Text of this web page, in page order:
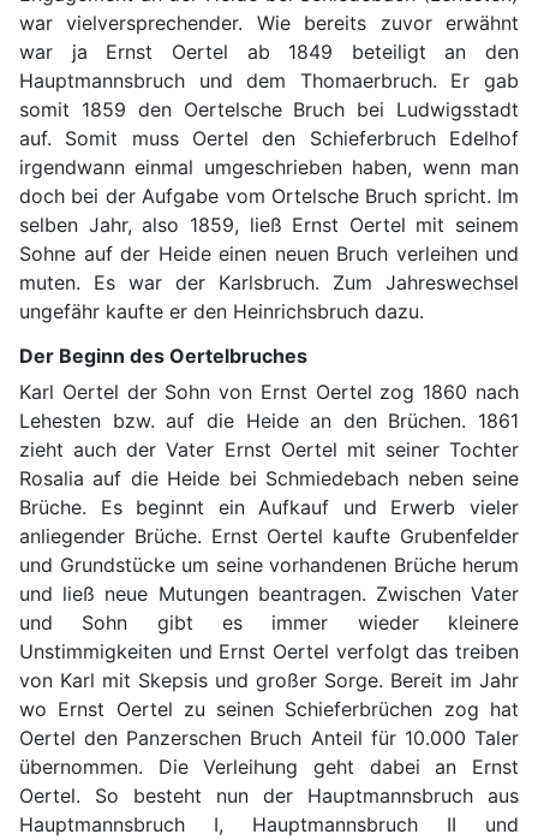
war vielversprechender. Wie bereits zuvor erwähnt
war ja Ernst Oertel ab 1849 beteiligt an den
Hauptmannsbruch und dem Thomaerbruch. Er gab
somit 1859 den Oertelsche Bruch bei Ludwigsstadt
auf. Somit muss Oertel den Schieferbruch Edelhof
irgendwann einmal umgeschrieben haben, wenn man
doch bei der Aufgabe vom Ortelsche Bruch spricht. Im
selben Jahr, also 1859, ließ Ernst Oertel mit seinem
Sohne auf der Heide einen neuen Bruch verleihen und
muten. Es war der Karlsbruch. Zum Jahreswechsel
ungefähr kaufte er den Heinrichsbruch dazu.
Der Beginn des Oertelbruches
Karl Oertel der Sohn von Ernst Oertel zog 1860 nach
Lehesten bzw. auf die Heide an den Brüchen. 1861
zieht auch der Vater Ernst Oertel mit seiner Tochter
Rosalia auf die Heide bei Schmiedebach neben seine
Brüche. Es beginnt ein Aufkauf und Erwerb vieler
anliegender Brüche. Ernst Oertel kaufte Grubenfelder
und Grundstücke um seine vorhandenen Brüche herum
und ließ neue Mutungen beantragen. Zwischen Vater
und Sohn gibt es immer wieder kleinere
Unstimmigkeiten und Ernst Oertel verfolgt das treiben
von Karl mit Skepsis und großer Sorge. Bereit im Jahr
wo Ernst Oertel zu seinen Schieferbrüchen zog hat
Oertel den Panzerschen Bruch Anteil für 10.000 Taler
übernommen. Die Verleihung geht dabei an Ernst
Oertel. So besteht nun der Hauptmannsbruch aus
Hauptmannsbruch I, Hauptmannsbruch II und